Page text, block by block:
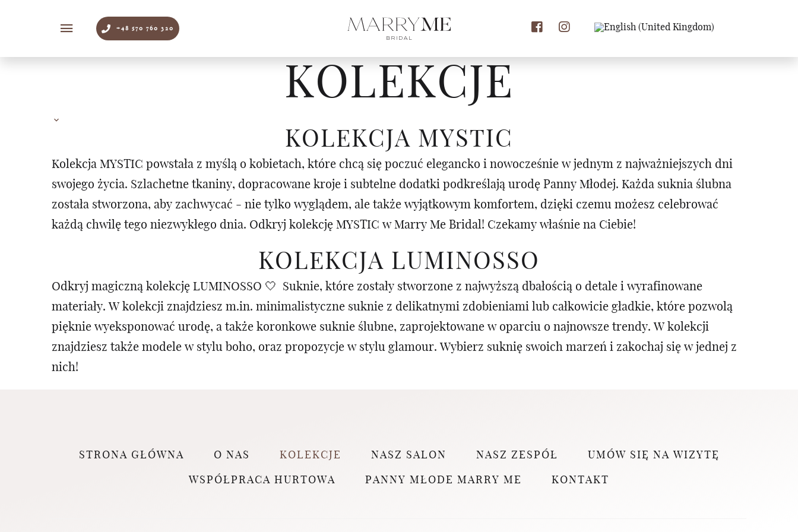
+48 570 760 320
KOLEKCJE
KOLEKCJA MYSTIC
Kolekcja MYSTIC powstała z myślą o kobietach, które chcą się poczuć elegancko i nowocześnie w jednym z najważniejszych dni
swojego życia. Szlachetne tkaniny, dopracowane kroje i subtelne dodatki podkreślają urodę Panny Młodej. Każda suknia ślubna
została stworzona, aby zachwycać - nie tylko wyglądem, ale także wyjątkowym komfortem, dzięki czemu możesz celebrować
każdą chwilę tego niezwykłego dnia. Odkryj kolekcję MYSTIC w Marry Me Bridal! Czekamy właśnie na Ciebie!
KOLEKCJA LUMINOSSO
Odkryj magiczną kolekcję LUMINOSSO 🤍 Suknie, które zostały stworzone z najwyższą dbałością o detale i wyrafinowane
materiały. W kolekcji znajdziesz m.in. minimalistyczne suknie z delikatnymi zdobieniami lub całkowicie gładkie, które pozwolą
pięknie wyeksponować urodę, a także koronkowe suknie ślubne, zaprojektowane w oparciu o najnowsze trendy. W kolekcji
znajdziesz także modele w stylu boho, oraz propozycje w stylu glamour. Wybierz suknię swoich marzeń i zakochaj się w jednej z
nich!
STRONA GŁÓWNA O NAS KOLEKCJE NASZ SALON NASZ ZESPÓŁ UMÓW SIĘ NA WIZYTĘ
WSPÓŁPRACA HURTOWA PANNY MŁODE MARRY ME KONTAKT